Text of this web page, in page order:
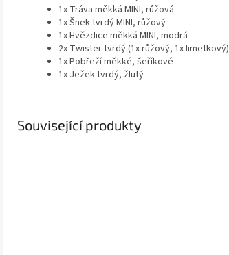
1x Tráva měkká MINI, růžová
1x Šnek tvrdý MINI, růžový
1x Hvězdice měkká MINI, modrá
2x Twister tvrdý (1x růžový, 1x limetkový)
1x Pobřeží měkké, šeříkové
1x Ježek tvrdý, žlutý
Související produkty